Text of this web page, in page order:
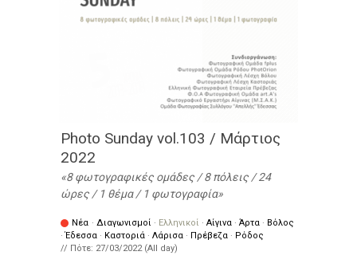
Photo Sunday vol.103 / Μάρτιος
2022
8 φωτογραφικές ομάδες / 8 πόλεις / 24
ώρες / 1 θέμα / 1 φωτογραφία
Νέα · Διαγωνισμοί · Ελληνικοί · Αίγινα · Άρτα · Βόλος
·Έδεσσα · Καστοριά · Λάρισα · Πρέβεζα · Ρόδος
// Πότε: 27/03/2022 (All day)